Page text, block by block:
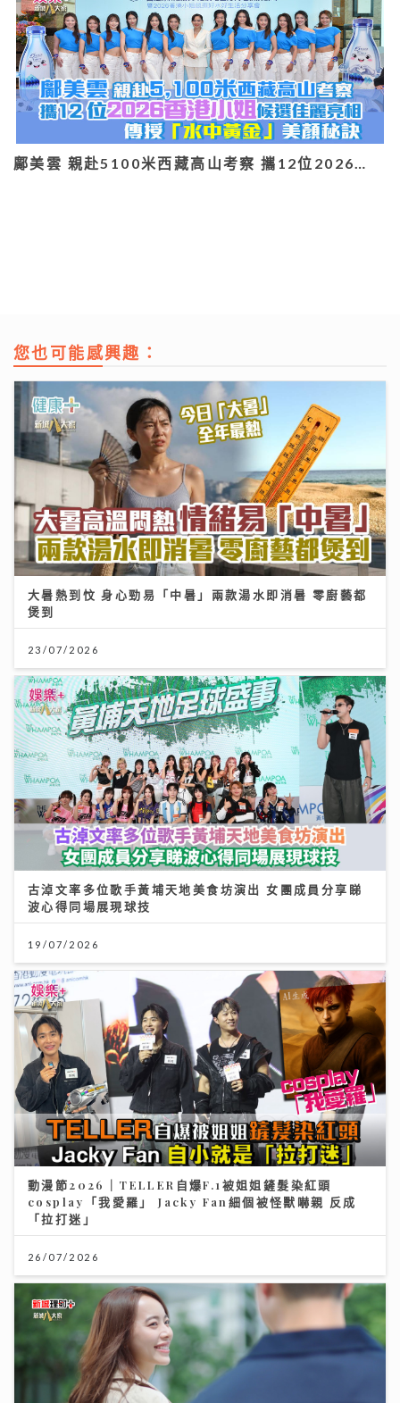
鄺美雲 親赴5100米西藏高山考察 攜12位2026…
您也可能感興趣：
大暑熱到忟 身心勁易「中暑」兩款湯水即消暑 零廚藝都
煲到
23/07/2026
古淖文率多位歌手黃埔天地美食坊演出 女團成員分享睇
波心得同場展現球技
19/07/2026
動漫節2026｜TELLER自爆F.1被姐姐鏟髮染紅頭
cosplay「我愛羅」 Jacky Fan細個被怪獸嚇親 反成
「拉打迷」
26/07/2026